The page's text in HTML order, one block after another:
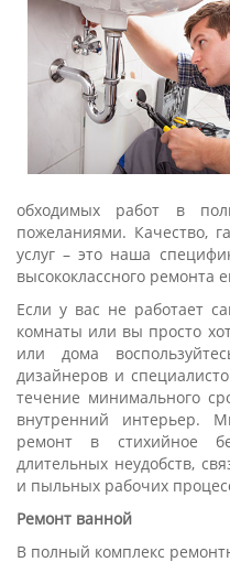
обходимых работ в
пожеланиями. Качество,
услуг – это наша
высококлассного ремонта
Если у вас не работает
комнаты или вы просто
или дома
дизайнеров и
течение минимального
внутренний интерьер.
ремонт в стихийное
длительных неудобств,
и пыльных рабочих
Ремонт ванной
В полный комплекс